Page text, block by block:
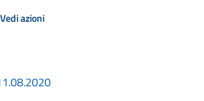
Vedi azioni